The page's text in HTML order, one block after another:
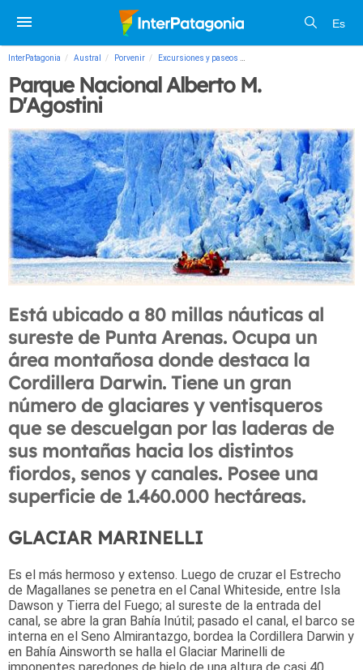
Es
InterPatagonia Austral Porvenir Excursiones y paseos
Parque Nacional Alberto M.
D'Agostini
Está ubicado a 80 millas náuticas al
sureste de Punta Arenas. Ocupa un
área montañosa donde destaca la
Cordillera Darwin. Tiene un gran
número de glaciares y ventisqueros
que se descuelgan por las laderas de
sus montañas hacia los distintos
fiordos, senos y canales. Posee una
superficie de 1.460.000 hectáreas.
GLACIAR MARINELLI
Es el más hermoso y extenso. Luego de cruzar el Estrecho
de Magallanes se penetra en el Canal Whiteside, entre Isla
Dawson y Tierra del Fuego; al sureste de la entrada del
canal, se abre la gran Bahía Inútil; pasado el canal, el barco se
interna en el Seno Almirantazgo, bordea la Cordillera Darwin y
en Bahía Ainsworth se halla el Glaciar Marinelli de